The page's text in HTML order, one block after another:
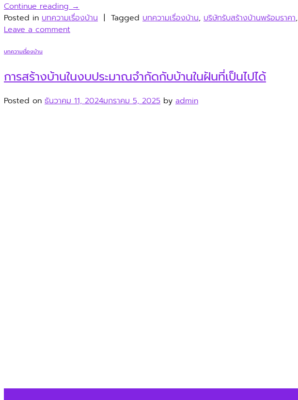
Continue reading→
Posted in บทความเรื่องบ้าน | Tagged บทความเรื่องบ้าน, บริษัทรับสร้างบ้านพร้อมราคา,
Leave a comment
บทความเรื่องบ้าน
การสร้างบ้านในงบประมาณจำกัดกับบ้านในฝันที่เป็นไปได้
Posted on ธันวาคม 11, 2024มกราคม 5, 2025 by admin